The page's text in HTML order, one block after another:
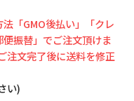
「GMO後払い」「クレ
振替」でご注文頂けま
注文完了後に送料を修正
い)